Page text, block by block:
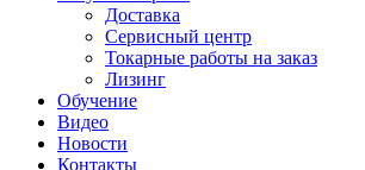
Доставка
Сервисный центр
Токарные работы на заказ
Лизинг
Обучение
Видео
Новости
Контакты